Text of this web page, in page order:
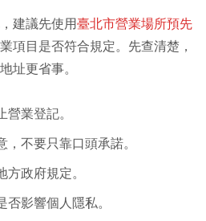
建議先使用臺北市營業場所預先
項目是否符合規定。先查清楚，
址更省事。
業登記。
不要只靠口頭承諾。
政府規定。
影響個人隱私。